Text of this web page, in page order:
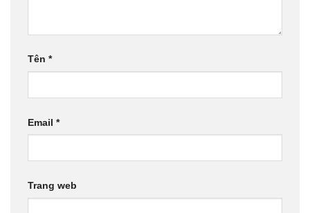
Tên *
Email *
Trang web